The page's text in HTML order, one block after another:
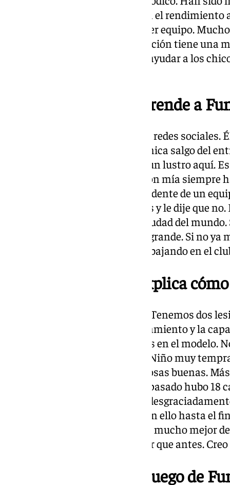
han subido al primer equipo. En el
si ninguno estuviera en el primer equipo.
adelante. El día a día la competición tiene una
nuestra es la de ser capaces de ayudar a los
13.25 horas | ¿Le sorprende a
Me sorprende porque sigues las redes
confianza. Cuando me lo comunica salgo del
pilla de sorpresa. Llevo más de un lustro aquí.
filial con tanto tiempo. La ilusión mía siempre
pensamiento. Me llamó el presidente de un
categoría y mejores condiciones y le dije que
estar en el equipo de la mejor ciudad del
sentimiento de pertenencia es grande. Si no ya
y lo que sientes es que estás trabajando en el
13.19 horas | Loren explica
Hemos tenido un poco de todo. Tenemos dos
plantilla, merman en el entrenamiento y la
posiciones que son importantes en el modelo.
de Luismi. Viene también la de Niño muy
compitiendo y hacer muchas cosas buenas.
penalizado muchísimo. El año pasado hubo 18
equipos de 22. Esto es el fútbol
Me he criado en eso y voy a ir con ello hasta el
salir bien. En junio de 2025 está mucho mejor
activos tienen mucho más valor que antes.
13.17 horas | Idea de juego de